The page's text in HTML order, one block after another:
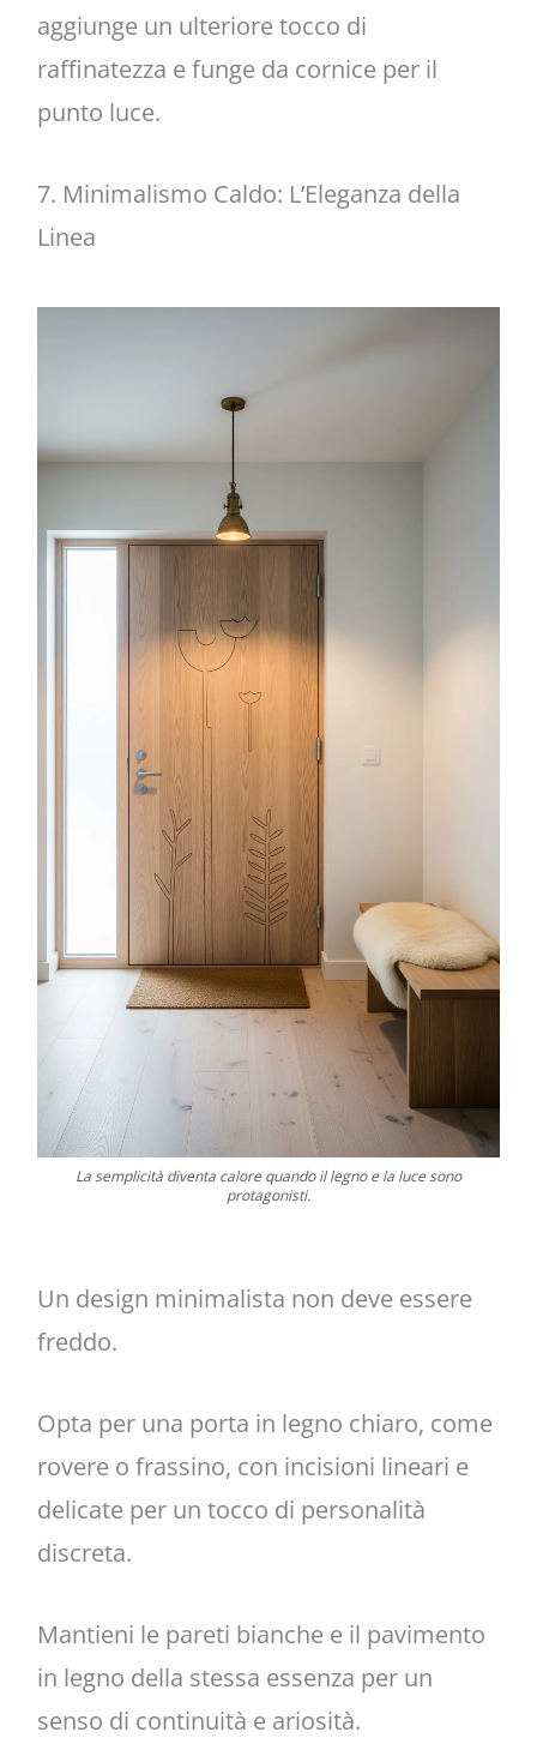
aggiunge un ulteriore tocco di
raffinatezza e funge da cornice per il
punto luce.
7. Minimalismo Caldo: L’Eleganza della
Linea
La semplicità diventa calore quando il legno e la luce sono
protagonisti.
Un design minimalista non deve essere
freddo.
Opta per una porta in legno chiaro, come
rovere o frassino, con incisioni lineari e
delicate per un tocco di personalità
discreta.
Mantieni le pareti bianche e il pavimento
in legno della stessa essenza per un
senso di continuità e ariosità.